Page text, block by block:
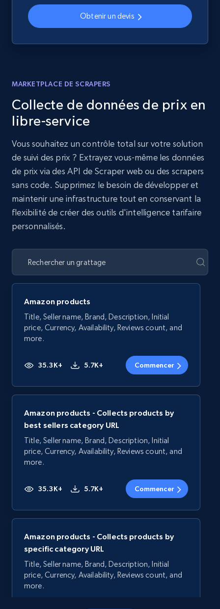
Obtenir un devis
MARKETPLACE DE SCRAPERS
Collecte de données de prix en
libre-service
Vous souhaitez un contrôle total sur votre solution
de suivi des prix ? Extrayez vous-même les données
de prix via des API de Scraper web ou des scrapers
sans code. Supprimez le besoin de développer et
maintenir une infrastructure tout en conservant la
flexibilité de créer des outils d'intelligence tarifaire
personnalisés.
Amazon products
Title, Seller name, Brand, Description, Initial
price, Currency, Availability, Reviews count, and
more.
35.3K+ 5.7K+ Commencer
Amazon products - Collects products by
best sellers category URL
Title, Seller name, Brand, Description, Initial
price, Currency, Availability, Reviews count, and
more.
35.3K+ 5.7K+ Commencer
Amazon products - Collects products by
specific category URL
Title, Seller name, Brand, Description, Initial
price, Currency, Availability, Reviews count, and
more.